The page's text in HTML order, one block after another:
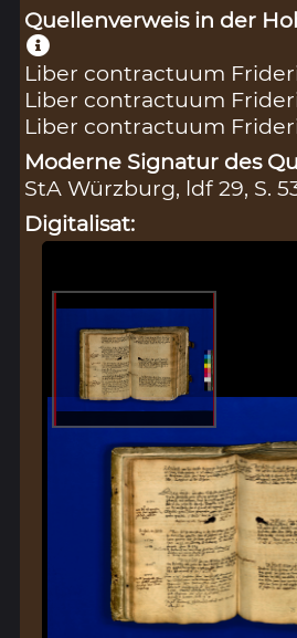
Quellenverweis in der
Liber contractuum
Liber contractuum
Liber contractuum
Moderne Signatur des
StA Würzburg, ldf 29, S.
Digitalisat: